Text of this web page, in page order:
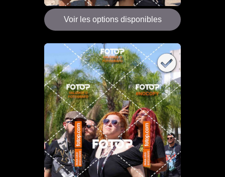
Voir les options disponibles